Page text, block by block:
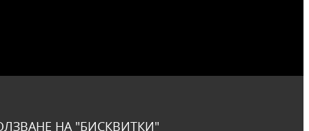
НА "БИСКВИТКИ"